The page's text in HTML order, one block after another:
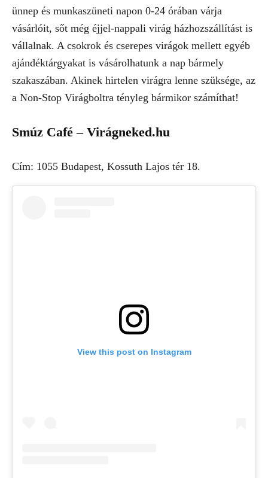
ünnep és munkaszüneti napon 0-24 órában várja
vásárlóit, sőt még éjjel-nappali virág házhozszállítást is
vállalnak. A csokrok és cserepes virágok mellett egyéb
ajándéktárgyakat is vásárolhatunk a nap bármely
szakaszában. Akinek hirtelen virágra lenne szüksége, az
a Non-Stop Virágboltra tényleg bármikor számíthat!
Smúz Café – Virágneked.hu
Cím: 1055 Budapest, Kossuth Lajos tér 18.
View this post on Instagram